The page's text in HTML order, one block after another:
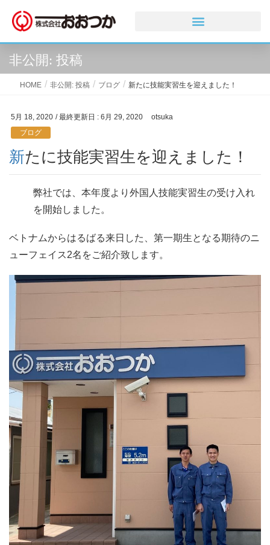
非公開: 投稿
HOME 非公開: 投稿 ブログ 新たに技能実習生を迎えました！
5月 18, 2020 / 最終更新日 : 6月 29, 2020
otsuka
ブログ
新たに技能実習生を迎えました！
弊社では、本年度より外国人技能実習生の受け入れ
を開始しました。
ベトナムからはるばる来日した、第一期生となる期待のニ
ューフェイス2名をご紹介致します。